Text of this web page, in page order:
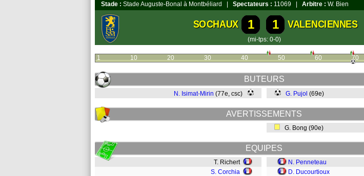
Stade : Stade Auguste-Bonal à Montbéliard | Spectateurs : 11069 | Arbitre : W. Bien
SOCHAUX 1 1 VALENCIENNES
(mi-tps: 0-0)
1 10 20 30 40 50 60 70
BUTEURS
N. Isimat-Mirin (77e, csc) G. Pujol (69e)
AVERTISSEMENTS
G. Bong (90e)
EQUIPES
T. Richert
S. Corchia
N. Penneteau
D. Ducourtioux